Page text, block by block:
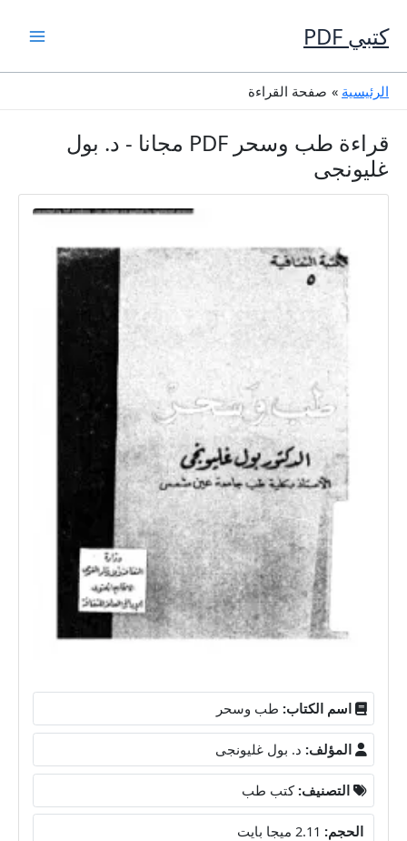
إلى
المحتوى
كتبي PDF
الرئيسية صفحة القراءة
قراءة طب وسحر PDF مجانا - د. بول
غليونجى
اسم الكتاب: طب وسحر
المؤلف: د. بول غليونجى
التصنيف: كتب طب
الحجم: